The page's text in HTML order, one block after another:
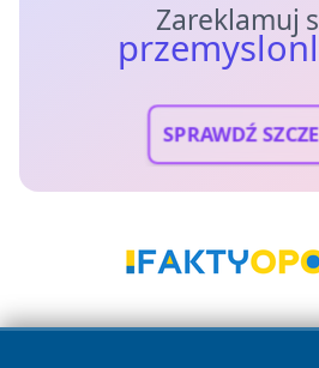
Zareklamuj
SPRAWDŹ